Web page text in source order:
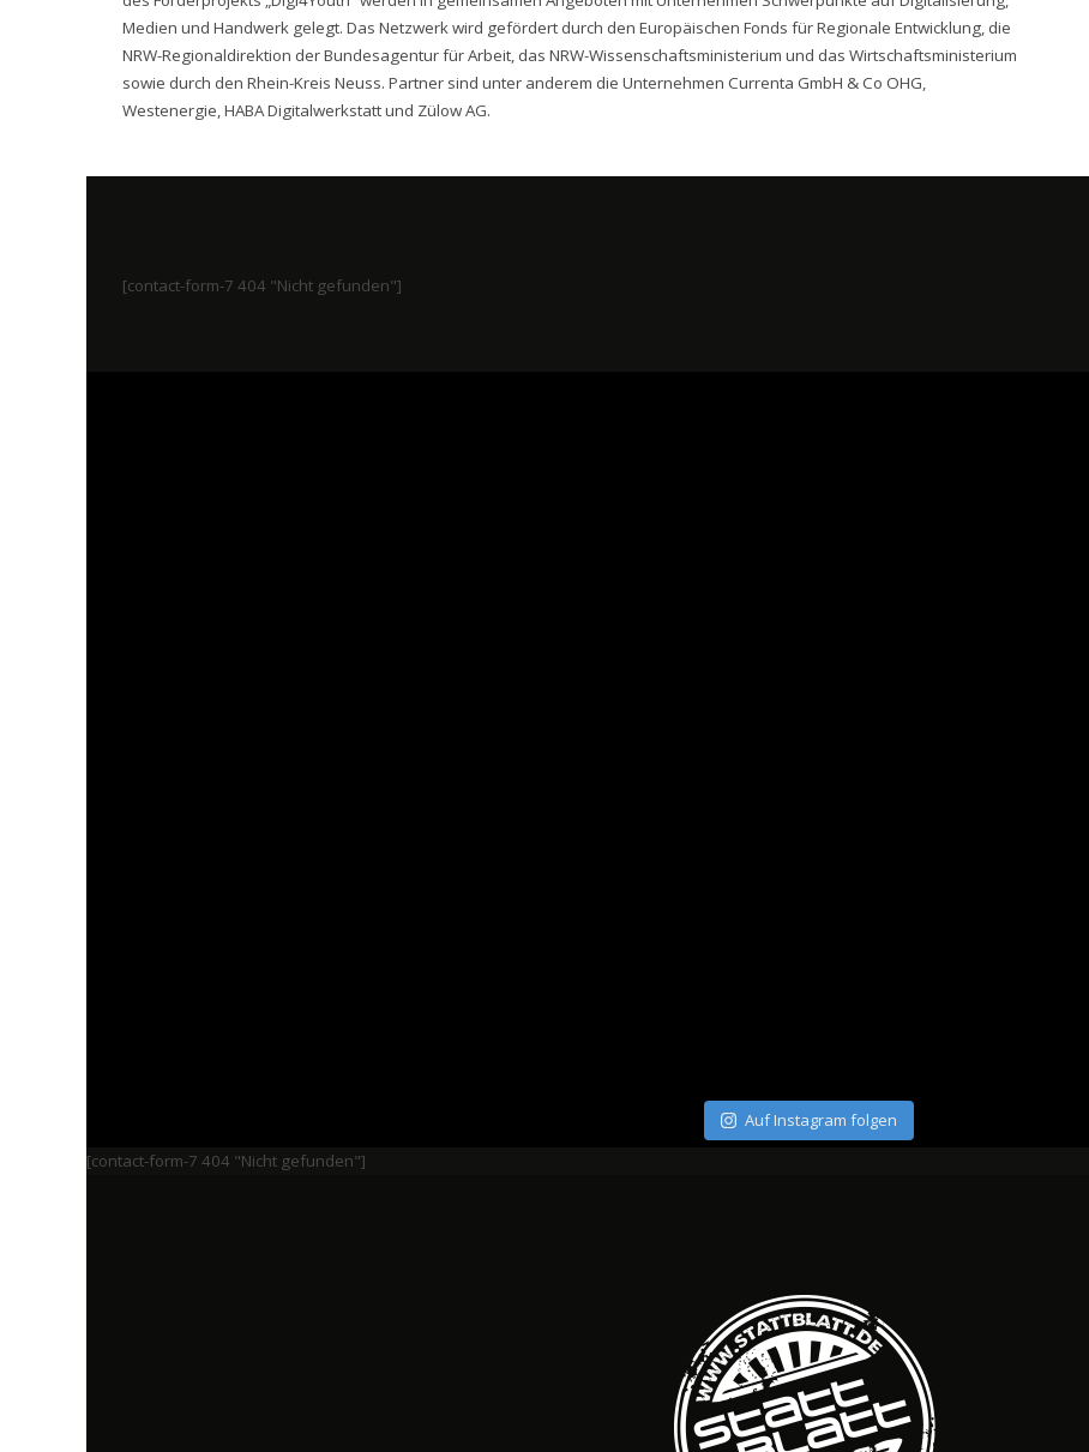
Medien und Handwerk gelegt. Das Netzwerk wird gefördert durch den Europäischen Fonds für Regionale Entwicklung, die
NRW-Regionaldirektion der Bundesagentur für Arbeit, das NRW-Wissenschaftsministerium und das Wirtschaftsministerium
sowie durch den Rhein-Kreis Neuss. Partner sind unter anderem die Unternehmen Currenta GmbH & Co OHG,
Westenergie, HABA Digitalwerkstatt und Zülow AG.
[contact-form-7 404 "Nicht gefunden"]
Auf Instagram folgen
[contact-form-7 404 "Nicht gefunden"]